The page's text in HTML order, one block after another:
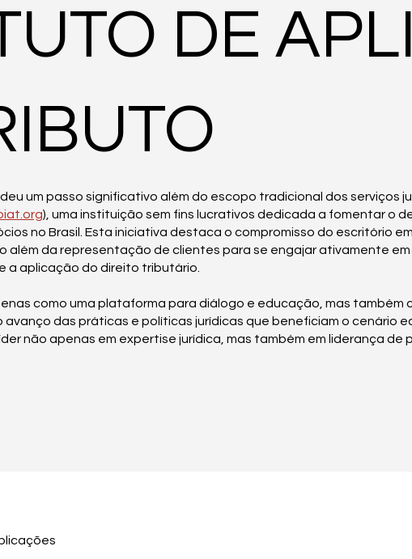
DE
um passo significativo além do escopo tradicional dos serviços
), uma instituição sem fins lucrativos dedicada a fomentar o
no Brasil. Esta iniciativa destaca o compromisso do escritório
além da representação de clientes para se engajar ativamente
a aplicação do direito tributário.
como uma plataforma para diálogo e educação, mas
das práticas e políticas jurídicas que beneficiam o cenário
não apenas em expertise jurídica, mas também em liderança